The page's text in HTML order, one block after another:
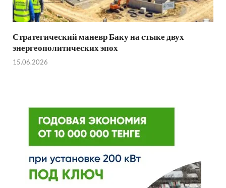
Стратегический маневр Баку на стыке двух
энергеополитических эпох
15.06.2026